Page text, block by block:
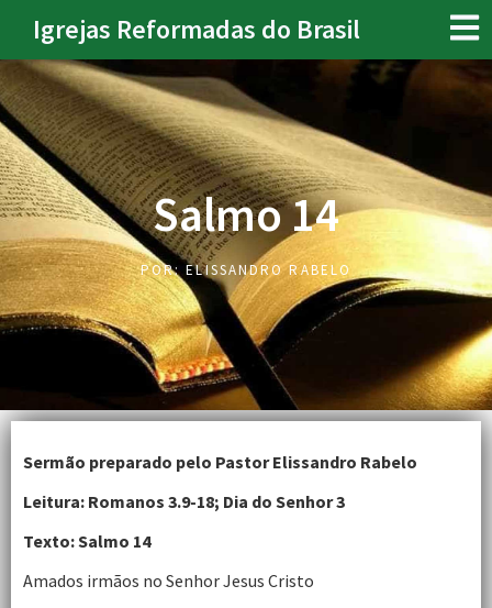
Igrejas Reformadas do Brasil
Salmo 14
POR: ELISSANDRO RABELO
Sermão preparado pelo Pastor Elissandro Rabelo
Leitura: Romanos 3.9-18; Dia do Senhor 3
Texto: Salmo 14
Amados irmãos no Senhor Jesus Cristo